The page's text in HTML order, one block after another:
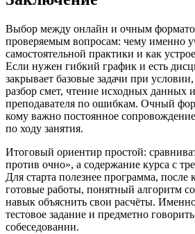
Выбор между онлайн и очным
проверяемым вопросам: чему именно
самостоятельной практики и как
Если нужен гибкий график и есть
закрывает базовые задачи при
разбор смет, чтение исходных данных
преподавателя по ошибкам. Очный
кому важно постоянное
по ходу занятия.
Итоговый ориентир простой:
против очно», а содержание курса с
Для старта полезнее программа, после
готовые работы, понятный алгоритм
навык объяснить свои расчёты.
тестовое задание и предметно
собеседовании.